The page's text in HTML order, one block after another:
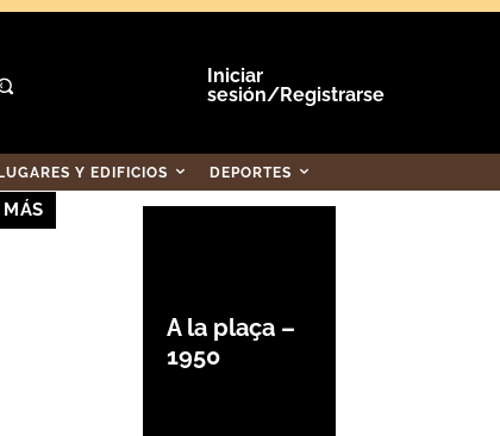
Iniciar
sesión/Registrarse
Y EDIFICIOS DEPORTES
A la plaça –
1950